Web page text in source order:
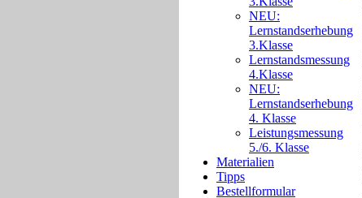
NEU:
Lernstandserhebung
3.Klasse
Lernstandsmessung
4.Klasse
NEU:
Lernstandserhebung
4. Klasse
Leistungsmessung
5./6. Klasse
Materialien
Tipps
Bestellformular